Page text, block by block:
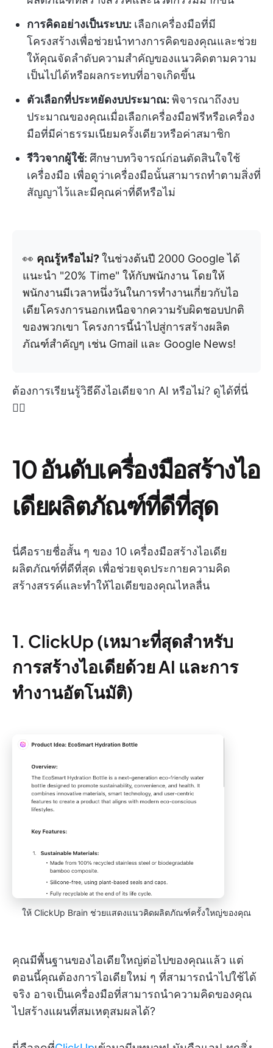
การคิดอย่างเป็นระบบ: เลือกเครื่องมือที่มี
โครงสร้างเพื่อช่วยนำทางการคิดของคุณและช่วย
ให้คุณจัดลำดับความสำคัญของแนวคิดตามความ
เป็นไปได้หรือผลกระทบที่อาจเกิดขึ้น
ตัวเลือกที่ประหยัดงบประมาณ: พิจารณาถึงงบ
ประมาณของคุณเมื่อเลือกเครื่องมือฟรีหรือเครื่อง
มือที่มีค่าธรรมเนียมครั้งเดียวหรือค่าสมาชิก
รีวิวจากผู้ใช้: ศึกษาบทวิจารณ์ก่อนตัดสินใจใช้
เครื่องมือ เพื่อดูว่าเครื่องมือนั้นสามารถทำตามสิ่งที่
สัญญาไว้และมีคุณค่าที่ดีหรือไม่
👀 คุณรู้หรือไม่?ในช่วงต้นปี 2000 Google ได้
แนะนำ "20% Time" ให้กับพนักงาน โดยให้
พนักงานมีเวลาหนึ่งวันในการทำงานเกี่ยวกับไอ
เดียโครงการนอกเหนือจากความรับผิดชอบปกติ
ของพวกเขา โครงการนี้นำไปสู่การสร้างผลิต
ภัณฑ์สำคัญๆ เช่น Gmail และ Google News!
ต้องการเรียนรู้วิธีดึงไอเดียจาก AI หรือไม่? ดูได้ที่นี่
👇🏼
10 อันดับเครื่องมือสร้างไอ
เดียผลิตภัณฑ์ที่ดีที่สุด
นี่คือรายชื่อสั้น ๆ ของ 10 เครื่องมือสร้างไอเดีย
ผลิตภัณฑ์ที่ดีที่สุด เพื่อช่วยจุดประกายความคิด
สร้างสรรค์และทำให้ไอเดียของคุณไหลลื่น
1. ClickUp (เหมาะที่สุดสำหรับ
การสร้างไอเดียด้วย AI และการ
ทำงานอัตโนมัติ)
ให้ ClickUp Brain ช่วยแสดงแนวคิดผลิตภัณฑ์ครั้งใหญ่ของคุณ
คุณมีพื้นฐานของไอเดียใหญ่ต่อไปของคุณแล้ว แต่
ตอนนี้คุณต้องการไอเดียใหม่ ๆ ที่สามารถนำไปใช้ได้
จริง อาจเป็นเครื่องมือที่สามารถนำความคิดของคุณ
ไปสร้างแผนที่สมเหตุสมผลได้?